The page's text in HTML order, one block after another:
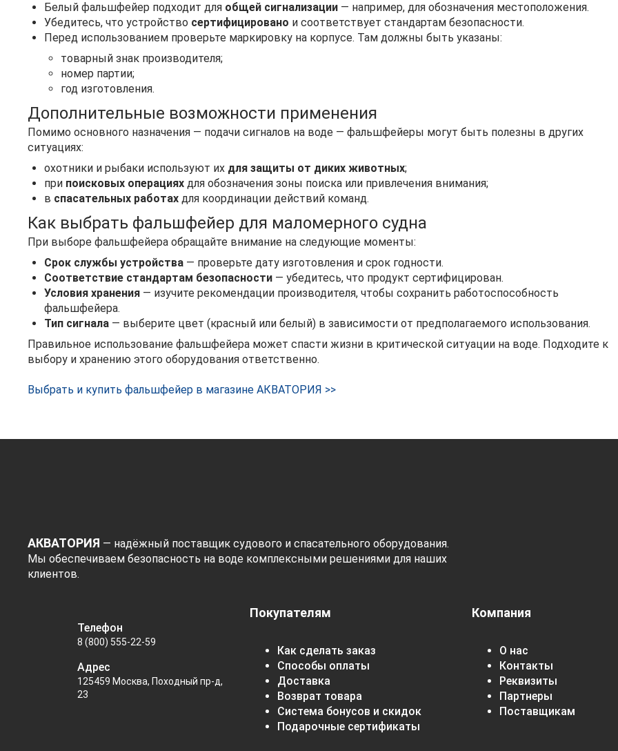
Белый фальшфейер подходит для общей сигнализации — например, для обозначения местоположения.
Убедитесь, что устройство сертифицировано и соответствует стандартам безопасности.
Перед использованием проверьте маркировку на корпусе. Там должны быть указаны:
товарный знак производителя;
номер партии;
год изготовления.
Дополнительные возможности применения
Помимо основного назначения — подачи сигналов на воде — фальшфейеры могут быть полезны в других
ситуациях:
охотники и рыбаки используют их для защиты от диких животных;
при поисковых операциях для обозначения зоны поиска или привлечения внимания;
в спасательных работах для координации действий команд.
Как выбрать фальшфейер для маломерного судна
При выборе фальшфейера обращайте внимание на следующие моменты:
Срок службы устройства — проверьте дату изготовления и срок годности.
Соответствие стандартам безопасности — убедитесь, что продукт сертифицирован.
Условия хранения — изучите рекомендации производителя, чтобы сохранить работоспособность
фальшфейера.
Тип сигнала — выберите цвет (красный или белый) в зависимости от предполагаемого использования.
Правильное использование фальшфейера может спасти жизни в критической ситуации на воде. Подходите к
выбору и хранению этого оборудования ответственно.
Выбрать и купить фальшфейер в магазине АКВАТОРИЯ >>
АКВАТОРИЯ — надёжный поставщик судового и спасательного оборудования.
Мы обеспечиваем безопасность на воде комплексными решениями для наших
клиентов.
Покупателям
Как сделать заказ
Способы оплаты
Доставка
Возврат товара
Система бонусов и скидок
Подарочные сертификаты
Компания
О нас
Контакты
Реквизиты
Партнеры
Поставщикам
Телефон
8 (800) 555-22-59
Адрес
125459 Москва, Походный пр-д,
23